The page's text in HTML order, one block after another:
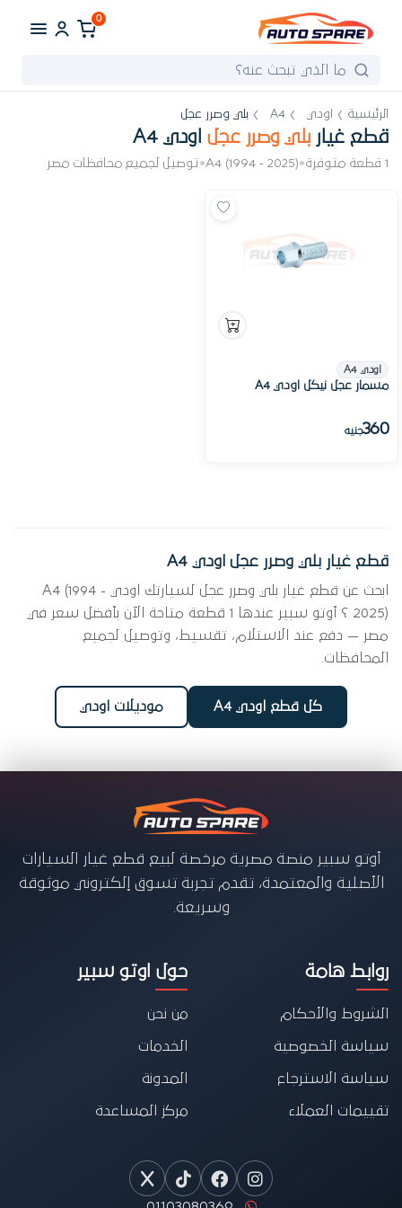
0
الرئيسية اودي A4 بلي وصرر عجل
قطع غيار بلي وصرر عجل اودي A4
1 قطعة متوفرة •
A4 (1994 - 2025)
•توصيل لجميع محافظات مصر
اودي A4
مسمار عجل نيكل اودي A4
360جنيه
قطع غيار بلي وصرر عجل اودي A4
ابحث عن قطع غيار بلي وصرر عجل لسيارتك اودي A4 (1994 -
2025) ؟ أوتو سبير عندها 1 قطعة متاحة الآن بأفضل سعر في
مصر — دفع عند الاستلام، تقسيط، وتوصيل لجميع
المحافظات.
كل قطع اودي A4 موديلات اودي
أوتو سبير منصة مصرية مرخصة لبيع قطع غيار السيارات
الأصلية والمعتمدة، تقدم تجربة تسوق إلكتروني موثوقة
وسريعة.
روابط هامة
الشروط والأحكام
سياسة الخصوصية
سياسة الاسترجاع
تقييمات العملاء
حول اوتو سبير
من نحن
الخدمات
المدونة
مركز المساعدة